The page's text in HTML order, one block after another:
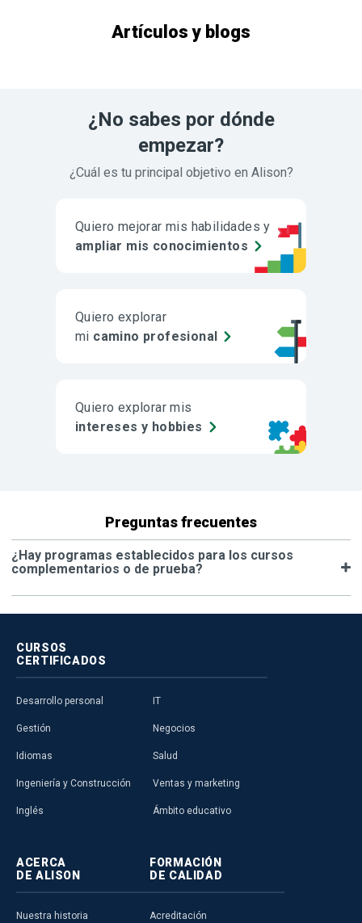
Artículos y blogs
¿No sabes por dónde
empezar?
¿Cuál es tu principal objetivo en Alison?
Quiero mejorar mis habilidades y
ampliar mis conocimientos
Quiero explorar
mi camino profesional
Quiero explorar mis
intereses y hobbies
Preguntas frecuentes
¿Hay programas establecidos para los cursos
complementarios o de prueba?
CURSOS
CERTIFICADOS
Desarrollo personal
Gestión
Idiomas
Ingeniería y Construcción
Inglés
IT
Negocios
Salud
Ventas y marketing
Ámbito educativo
ACERCA
DE ALISON
Nuestra historia
FORMACIÓN
DE CALIDAD
Acreditación